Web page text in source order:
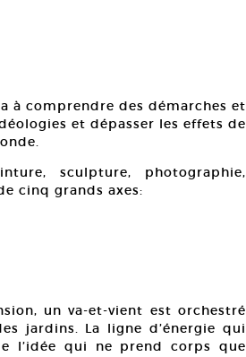
à comprendre des démarches et
et dépasser les effets de
sculpture, photographie,
cinq grands axes:
un va-et-vient est orchestré
jardins. La ligne d’énergie qui
l’idée qui ne prend corps que